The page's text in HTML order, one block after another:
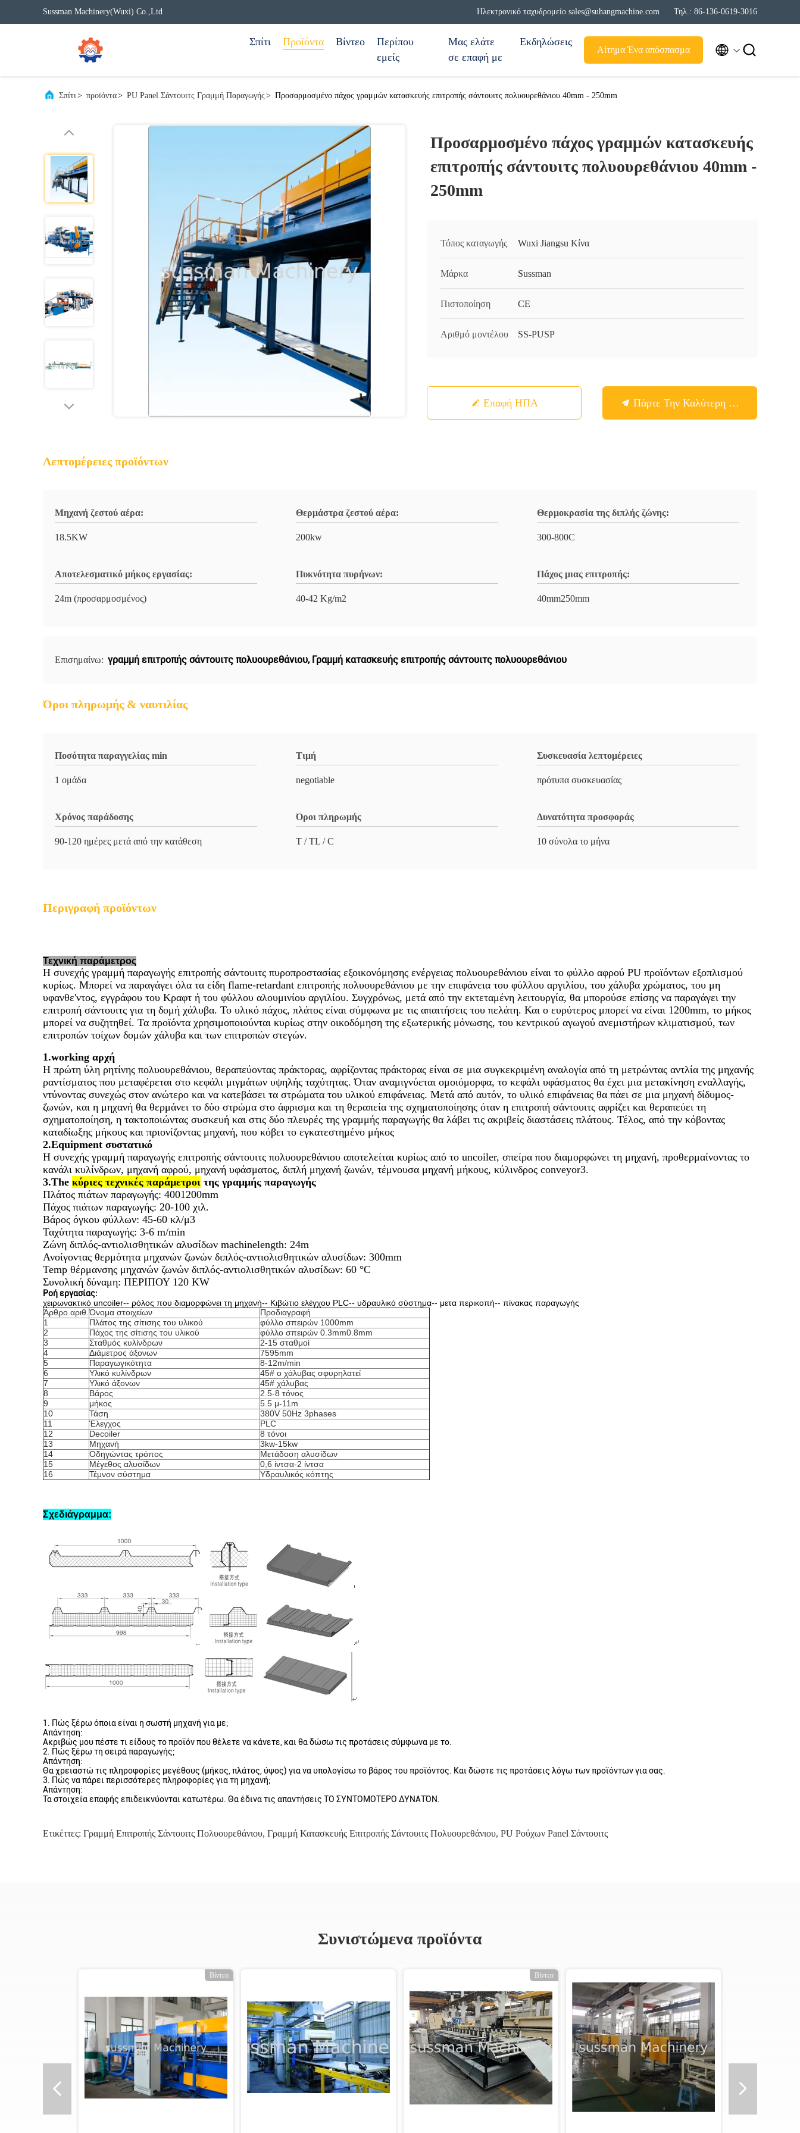
Sussman Machinery(Wuxi) Co.,Ltd Ηλεκτρονικό ταχυδρομείο sales@suhangmachine.com Τηλ.: 86-136-0619-3016
Σπίτι Προϊόντα Βίντεο
Περίπου
εμείς
Μας ελάτε
σε επαφή με
Εκδηλώσεις
Αίτημα Ένα απόσπασμα  
Σπίτι> προϊόντα> PU Panel Σάντουιτς Γραμμή Παραγωγής > Προσαρμοσμένο πάχος γραμμών κατασκευής επιτροπής σάντουιτς πολυουρεθάνιου 40mm - 250mm
Προσαρμοσμένο πάχος γραμμών κατασκευής
επιτροπής σάντουιτς πολυουρεθάνιου 40mm -
250mm
Τόπος καταγωγής Wuxi Jiangsu Κίνα
Μάρκα Sussman
Πιστοποίηση CE
Αριθμό μοντέλου SS-PUSP
Επαφή ΗΠΑ Πάρτε Την Καλύτερη Τιμή
Λεπτομέρειες προϊόντων
Μηχανή ζεστού αέρα:
18.5KW
Θερμάστρα ζεστού αέρα:
200kw
Θερμοκρασία της διπλής ζώνης:
300-800C
Αποτελεσματικό μήκος εργασίας:
24m (προσαρμοσμένος)
Πυκνότητα πυρήνων:
40-42 Kg/m2
Πάχος μιας επιτροπής:
40mm250mm
Επισημαίνω: γραμμή επιτροπής σάντουιτς πολυουρεθάνιου, Γραμμή κατασκευής επιτροπής σάντουιτς πολυουρεθάνιου
Όροι πληρωμής & ναυτιλίας
Ποσότητα παραγγελίας min
1 ομάδα
Τιμή
negotiable
Συσκευασία λεπτομέρειες
πρότυπα συσκευασίας
Χρόνος παράδοσης
90-120 ημέρες μετά από την κατάθεση
Όροι πληρωμής
Τ / TL / C
Δυνατότητα προσφοράς
10 σύνολα το μήνα
Περιγραφή προϊόντων
Τεχνική παράμετρος
Η συνεχής γραμμή παραγωγής επιτροπής σάντουιτς πυροπροστασίας εξοικονόμησης ενέργειας πολυουρεθάνιου είναι το φύλλο αφρού PU προϊόντων εξοπλισμού
κυρίως. Μπορεί να παραγάγει όλα τα είδη flame-retardant επιτροπής πολυουρεθάνιου με την επιφάνεια του φύλλου αργιλίου, του χάλυβα χρώματος, του μη
υφανθε'ντος, εγγράφου του Κραφτ ή του φύλλου αλουμινίου αργιλίου. Συγχρόνως, μετά από την εκτεταμένη λειτουργία, θα μπορούσε επίσης να παραγάγει την
επιτροπή σάντουιτς για τη δομή χάλυβα. Το υλικό πάχος, πλάτος είναι σύμφωνα με τις απαιτήσεις του πελάτη. Και ο ευρύτερος μπορεί να είναι 1200mm, το μήκος
μπορεί να συζητηθεί. Τα προϊόντα χρησιμοποιούνται κυρίως στην οικοδόμηση της εξωτερικής μόνωσης, του κεντρικού αγωγού ανεμιστήρων κλιματισμού, των
επιτροπών τοίχων δομών χάλυβα και των επιτροπών στεγών.
1.working αρχή
Η πρώτη ύλη ρητίνης πολυουρεθάνιου, θεραπεύοντας πράκτορας, αφρίζοντας πράκτορας είναι σε μια συγκεκριμένη αναλογία από τη μετρώντας αντλία της μηχανής
ραντίσματος που μεταφέρεται στο κεφάλι μιγμάτων υψηλής ταχύτητας. Όταν αναμιγνύεται ομοιόμορφα, το κεφάλι υφάσματος θα έχει μια μετακίνηση εναλλαγής,
ντύνοντας συνεχώς στον ανώτερο και να κατεβάσει τα στρώματα του υλικού επιφάνειας. Μετά από αυτόν, το υλικό επιφάνειας θα πάει σε μια μηχανή δίδυμος-
ζωνών, και η μηχανή θα θερμάνει το δύο στρώμα στο άφρισμα και τη θεραπεία της σχηματοποίησης όταν η επιτροπή σάντουιτς αφρίζει και θεραπεύει τη
σχηματοποίηση, η τακτοποιώντας συσκευή και στις δύο πλευρές της γραμμής παραγωγής θα λάβει τις ακριβείς διαστάσεις πλάτους. Τέλος, από την κόβοντας
καταδίωξης μήκους και πριονίζοντας μηχανή, που κόβει το εγκατεστημένο μήκος
2.Equipment συστατικό
Η συνεχής γραμμή παραγωγής επιτροπής σάντουιτς πολυουρεθάνιου αποτελείται κυρίως από το uncoiler, σπείρα που διαμορφώνει τη μηχανή, προθερμαίνοντας το
κανάλι κυλίνδρων, μηχανή αφρού, μηχανή υφάσματος, διπλή μηχανή ζωνών, τέμνουσα μηχανή μήκους, κύλινδρος conveyor3.
3.The κύριες τεχνικές παράμετροι της γραμμής παραγωγής
Πλάτος πιάτων παραγωγής: 4001200mm
Πάχος πιάτων παραγωγής: 20-100 χιλ.
Βάρος όγκου φύλλων: 45-60 κλ/μ3
Ταχύτητα παραγωγής: 3-6 m/min
Ζώνη διπλός-αντιολισθητικών αλυσίδων machinelength: 24m
Ανοίγοντας θερμότητα μηχανών ζωνών διπλός-αντιολισθητικών αλυσίδων: 300mm
Temp θέρμανσης μηχανών ζωνών διπλός-αντιολισθητικών αλυσίδων: 60 °C
Συνολική δύναμη: ΠΕΡΙΠΟΥ 120 KW
Ροή εργασίας:
χειρωνακτικό uncoiler-- ρόλος που διαμορφώνει τη μηχανή-- Κιβώτιο ελέγχου PLC-- υδραυλικό σύστημα-- μετα περικοπή-- πίνακας παραγωγής
Άρθρο αριθ. Όνομα στοιχείων
Προδιαγραφή
1
Πλάτος της σίτισης του υλικού
φύλλο σπειρών 1000mm
2
Πάχος της σίτισης του υλικού
φύλλο σπειρών 0.3mm0.8mm
3
Σταθμός κυλίνδρων
2-15 σταθμοί
4
Διάμετρος άξονων
7595mm
5
Παραγωγικότητα
8-12m/min
6
Υλικό κυλίνδρων
45# ο χάλυβας σφυρηλατεί
7
Υλικό άξονων
45# χάλυβας
8
Βάρος
2.5-8 τόνος
9
μήκος
5.5 μ-11m
10
Τάση
380V 50Hz 3phases
11
Έλεγχος
PLC
12
Decoiler
8 τόνοι
13
Μηχανή
3kw-15kw
14
Οδηγώντας τρόπος
Μετάδοση αλυσίδων
15
Μέγεθος αλυσίδων
0,6 ίντσα-2 ίντσα
16
Τέμνον σύστημα Υδραυλικός κόπτης
Σχεδιάγραμμα:
1. Πώς ξέρω όποια είναι η σωστή μηχανή για με;
Απάντηση:
Ακριβώς μου πέστε τι είδους το προϊόν που θέλετε να κάνετε, και θα δώσω τις προτάσεις σύμφωνα με το.
2. Πώς ξέρω τη σειρά παραγωγής;
Απάντηση:
Θα χρειαστώ τις πληροφορίες μεγέθους (μήκος, πλάτος, ύψος) για να υπολογίσω το βάρος του προϊόντος. Και δώστε τις προτάσεις λόγω των προϊόντων για σας.
3. Πώς να πάρει περισσότερες πληροφορίες για τη μηχανή;
Απάντηση:
Τα στοιχεία επαφής επιδεικνύονται κατωτέρω. Θα έδινα τις απαντήσεις ΤΟ ΣΥΝΤΟΜΟΤΕΡΟ ΔΥΝΑΤΌΝ.
Ετικέττες: Γραμμή Επιτροπής Σάντουιτς Πολυουρεθάνιου, Γραμμή Κατασκευής Επιτροπής Σάντουιτς Πολυουρεθάνιου, PU Ρούχων Panel Σάντουιτς
Συνιστώμενα προϊόντα
Βίντεο Βίντεο